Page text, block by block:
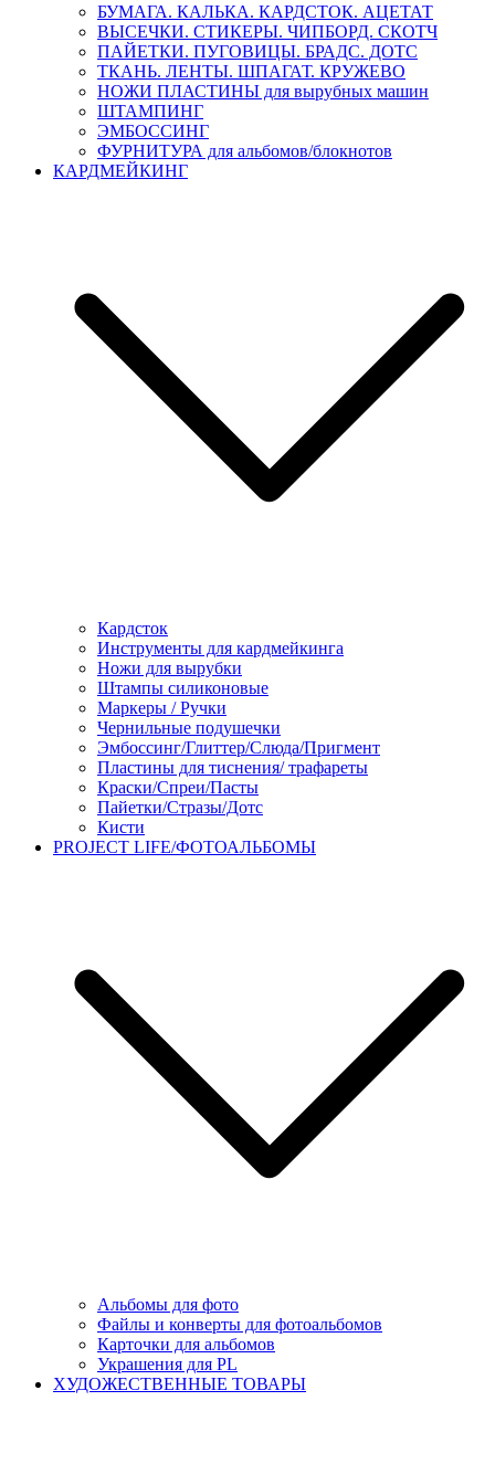
БУМАГА. КАЛЬКА. КАРДСТОК. АЦЕТАТ
ВЫСЕЧКИ. СТИКЕРЫ. ЧИПБОРД. СКОТЧ
ПАЙЕТКИ. ПУГОВИЦЫ. БРАДС. ДОТС
ТКАНЬ. ЛЕНТЫ. ШПАГАТ. КРУЖЕВО
НОЖИ ПЛАСТИНЫ для вырубных машин
ШТАМПИНГ
ЭМБОССИНГ
ФУРНИТУРА для альбомов/блокнотов
КАРДМЕЙКИНГ
Кардсток
Инструменты для кардмейкинга
Ножи для вырубки
Штампы силиконовые
Маркеры / Ручки
Чернильные подушечки
Эмбоссинг/Глиттер/Слюда/Пригмент
Пластины для тиснения/ трафареты
Краски/Спреи/Пасты
Пайетки/Стразы/Дотс
Кисти
PROJECT LIFE/ФОТОАЛЬБОМЫ
Альбомы для фото
Файлы и конверты для фотоальбомов
Карточки для альбомов
Украшения для PL
ХУДОЖЕСТВЕННЫЕ ТОВАРЫ